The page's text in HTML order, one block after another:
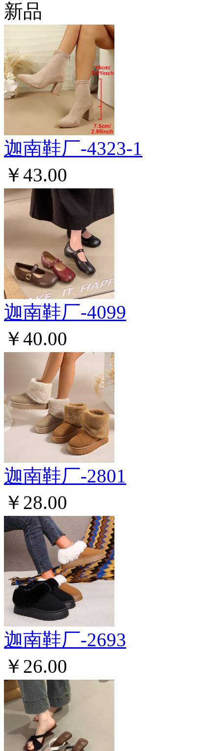
新品
迦南鞋厂-4323-1
￥43.00
迦南鞋厂-4099
￥40.00
迦南鞋厂-2801
￥28.00
迦南鞋厂-2693
￥26.00